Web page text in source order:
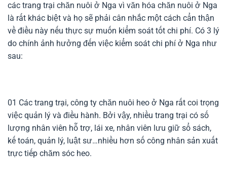
các trang trại chăn nuôi ở Nga vì văn hóa chăn nuôi ở Nga
là rất khác biệt và họ sẽ phải cân nhắc một cách cẩn thận
về điều này nếu thực sự muốn kiểm soát tốt chi phí. Có 3 lý
do chính ảnh hưởng đến việc kiểm soát chi phí ở Nga như
sau:
01 Các trang trại, công ty chăn nuôi heo ở Nga rất coi trọng
việc quản lý và điều hành. Bởi vậy, nhiều trang trại có số
lượng nhân viên hỗ trợ, lái xe, nhân viên lưu giữ sổ sách,
kế toán, quản lý, luật sư…nhiều hơn số công nhân sản xuất
trực tiếp chăm sóc heo.